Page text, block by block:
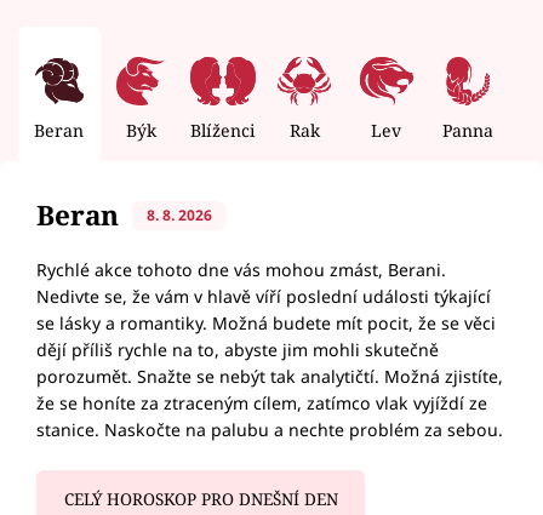
Beran Býk Blíženci Rak Lev Panna
Beran 8. 8. 2026
Rychlé akce tohoto dne vás mohou zmást, Berani.
Nedivte se, že vám v hlavě víří poslední události týkající
se lásky a romantiky. Možná budete mít pocit, že se věci
dějí příliš rychle na to, abyste jim mohli skutečně
porozumět. Snažte se nebýt tak analytičtí. Možná zjistíte,
že se honíte za ztraceným cílem, zatímco vlak vyjíždí ze
stanice. Naskočte na palubu a nechte problém za sebou.
CELÝ HOROSKOP PRO DNEŠNÍ DEN